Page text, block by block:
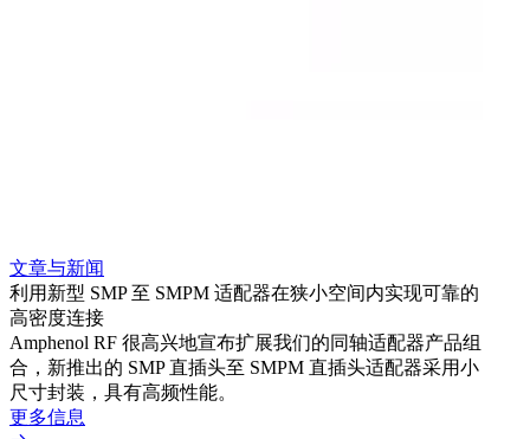
文章与新闻
利用新型 SMP 至 SMPM 适配器在狭小空间内实现可靠的
高密度连接
Amphenol RF 很高兴地宣布扩展我们的同轴适配器产品组
合，新推出的 SMP 直插头至 SMPM 直插头适配器采用小
尺寸封装，具有高频性能。
更多信息